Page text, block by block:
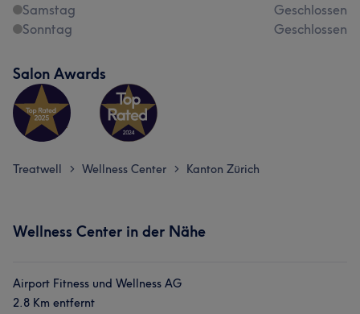
Samstag
Geschlossen
Sonntag
Geschlossen
Salon Awards
Treatwell > Wellness Center > Kanton Zürich
Wellness Center in der Nähe
Airport Fitness und Wellness AG
2.8 Km entfernt